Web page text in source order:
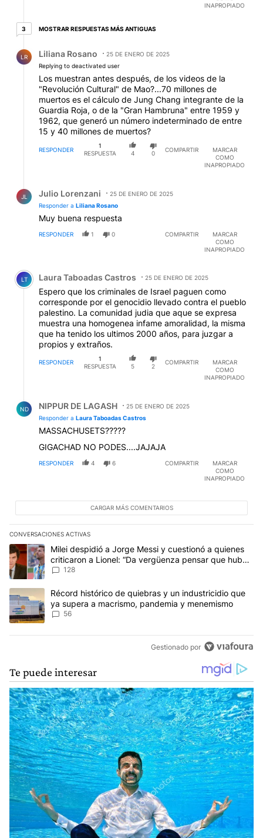
INAPROPIADO
33 respuestas más antiguas
MOSTRAR RESPUESTAS MÁS ANTIGUAS
LR Liliana Rosano
25 DE ENERO DE 2025
Replying to deactivated user
Los muestran antes después, de los videos de la
"Revolución Cultural" de Mao?...70 millones de
muertos es el cálculo de Jung Chang integrante de la
Guardia Roja, o de la "Gran Hambruna" entre 1959 y
1962, que generó un número indeterminado de entre
15 y 40 millones de muertos?
RESPONDER
1
RESPUESTA
4 0
COMPARTIR
MARCAR
COMO
INAPROPIADO
JL Julio Lorenzani
25 DE ENERO DE 2025
Responder a Liliana Rosano
Muy buena respuesta
RESPONDER 1 0 COMPARTIR
MARCAR
COMO
INAPROPIADO
Comentario de Laura Taboadas Castros.
LT Laura Taboadas Castros 25 DE ENERO DE 2025
Espero que los criminales de Israel paguen como
corresponde por el genocidio llevado contra el pueblo
palestino. La comunidad judia que aque se expresa
muestra una homogenea infame amoralidad, la misma
que ha tenido los ultimos 2000 años, para juzgar a
propios y extraños.
RESPONDER
1
RESPUESTA
5 2
COMPARTIR
MARCAR
COMO
INAPROPIADO
ND NIPPUR DE LAGASH
25 DE ENERO DE 2025
Responder a Laura Taboadas Castros
MASSACHUSETS?????
GIGACHAD NO PODES....JAJAJA
RESPONDER 4 6 COMPARTIR
MARCAR
COMO
INAPROPIADO
CARGAR MÁS COMENTARIOS
CONVERSACIONES ACTIVAS
Este listado muestra los artículos con más comentarios en los
Un artículo de tendencia con el título "Milei despidió a Jorge
Milei despidió a Jorge Messi y cuestionó a quienes
criticaron a Lionel: “Da vergüenza pensar que hubo
anti-Messi”
128
Un artículo de tendencia con el título "Récord histórico de
Récord histórico de quiebras y un industricidio que
ya supera a macrismo, pandemia y menemismo
56
Gestionado por